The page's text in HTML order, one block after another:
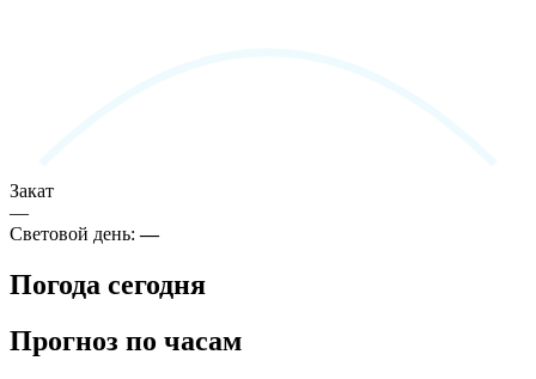
Закат
—
Световой день:—
Погода сегодня
Прогноз по часам